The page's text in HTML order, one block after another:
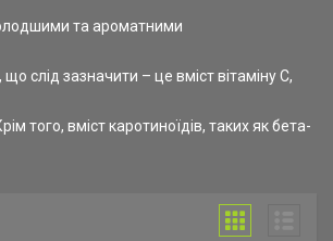
та ароматними
слід зазначити – це вміст вітаміну C,
того, вміст каротиноїдів, таких як бета-